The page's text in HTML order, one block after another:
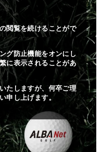
閲覧を続けることがで
グ防止機能をオンにし
に表示されることがあ
たしますが、何卒ご理
申し上げます。